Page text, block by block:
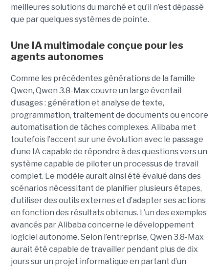
meilleures solutions du marché et qu’il n’est dépassé
que par quelques systèmes de pointe.
Une IA multimodale conçue pour les
agents autonomes
Comme les précédentes générations de la famille
Qwen, Qwen 3.8-Max couvre un large éventail
d’usages : génération et analyse de texte,
programmation, traitement de documents ou encore
automatisation de tâches complexes. Alibaba met
toutefois l’accent sur une évolution avec le passage
d’une IA capable de répondre à des questions vers un
système capable de piloter un processus de travail
complet. Le modèle aurait ainsi été évalué dans des
scénarios nécessitant de planifier plusieurs étapes,
d’utiliser des outils externes et d’adapter ses actions
en fonction des résultats obtenus. L’un des exemples
avancés par Alibaba concerne le développement
logiciel autonome. Selon l’entreprise, Qwen 3.8-Max
aurait été capable de travailler pendant plus de dix
jours sur un projet informatique en partant d’un